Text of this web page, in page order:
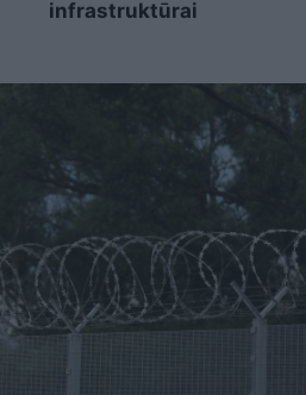
infrastruktūrai